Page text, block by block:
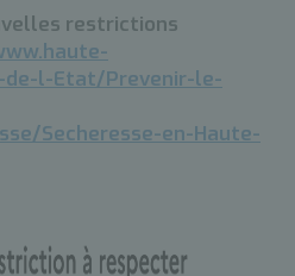
restrictions
de-l-Etat/Prevenir-le-
Secheresse-en-Haute-